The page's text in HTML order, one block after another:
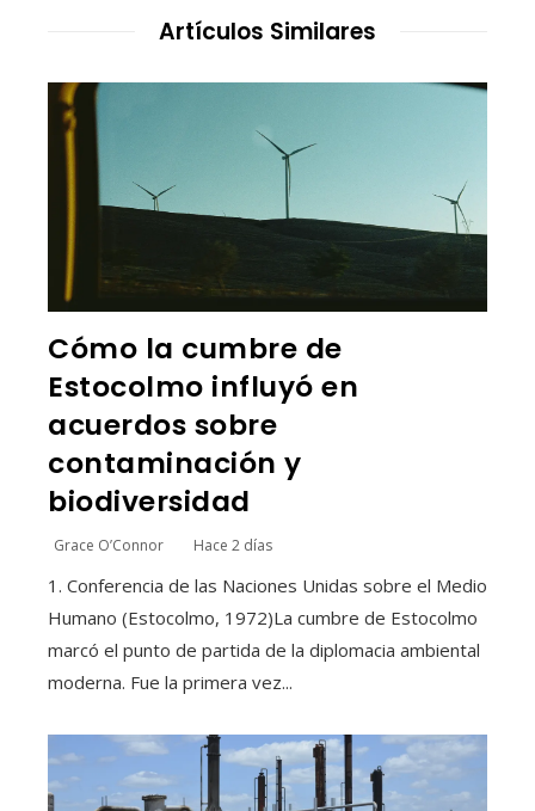
Artículos Similares
Cómo la cumbre de
Estocolmo influyó en
acuerdos sobre
contaminación y
biodiversidad
Grace O’Connor Hace 2 días
1. Conferencia de las Naciones Unidas sobre el Medio
Humano (Estocolmo, 1972)La cumbre de Estocolmo
marcó el punto de partida de la diplomacia ambiental
moderna. Fue la primera vez...